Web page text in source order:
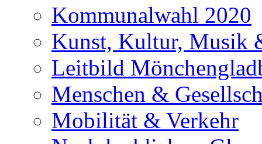
Kommunalwahl 2020
Kunst, Kultur, Musik
Leitbild
Menschen &
Mobilität & Verkehr